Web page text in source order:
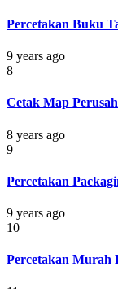
Percetakan Buku
9 years ago
8
Cetak Map
8 years ago
9
Percetakan
9 years ago
10
Percetakan Murah